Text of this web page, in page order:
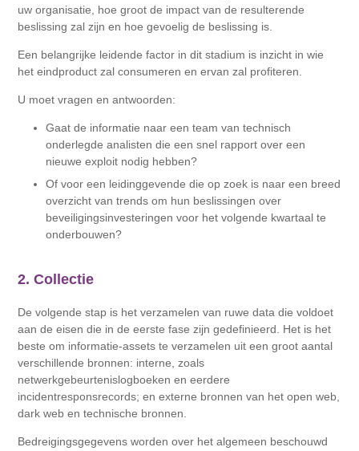
uw organisatie, hoe groot de impact van de resulterende
beslissing zal zijn en hoe gevoelig de beslissing is.
Een belangrijke leidende factor in dit stadium is inzicht in wie
het eindproduct zal consumeren en ervan zal profiteren.
U moet vragen en antwoorden:
Gaat de informatie naar een team van technisch
onderlegde analisten die een snel rapport over een
nieuwe exploit nodig hebben?
Of voor een leidinggevende die op zoek is naar een breed
overzicht van trends om hun beslissingen over
beveiligingsinvesteringen voor het volgende kwartaal te
onderbouwen?
2. Collectie
De volgende stap is het verzamelen van ruwe data die voldoet
aan de eisen die in de eerste fase zijn gedefinieerd. Het is het
beste om informatie-assets te verzamelen uit een groot aantal
verschillende bronnen: interne, zoals
netwerkgebeurtenislogboeken en eerdere
incidentresponsrecords; en externe bronnen van het open web,
dark web en technische bronnen.
Bedreigingsgegevens worden over het algemeen beschouwd